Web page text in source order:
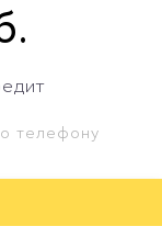
.
телефону